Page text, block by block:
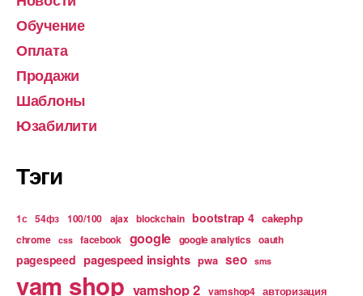
Обучение
Оплата
Продажи
Шаблоны
Юзабилити
Тэги
1с 54фз 100/100 ajax blockchain bootstrap 4 cakephp
chrome css facebook google google analytics oauth
pagespeed pagespeed insights pwa seo sms
vam shop vamshop 2 vamshop4 авторизация